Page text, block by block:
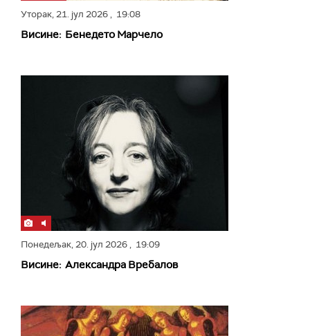
Уторак,21. јул 2026, 19:08
Висине: Бенедето Марчело
Понедељак,20. јул 2026, 19:09
Висине: Александра Вребалов